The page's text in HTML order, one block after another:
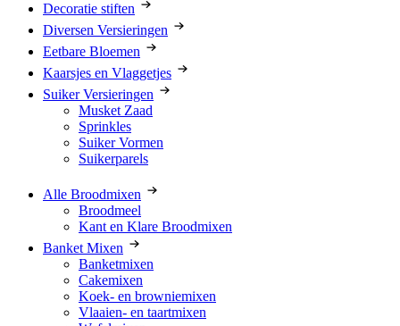
Decoratie stiften
Diversen Versieringen
Eetbare Bloemen
Kaarsjes en Vlaggetjes
Suiker Versieringen
Musket Zaad
Sprinkles
Suiker Vormen
Suikerparels
Alle Broodmixen
Broodmeel
Kant en Klare Broodmixen
Banket Mixen
Banketmixen
Cakemixen
Koek- en browniemixen
Vlaaien- en taartmixen